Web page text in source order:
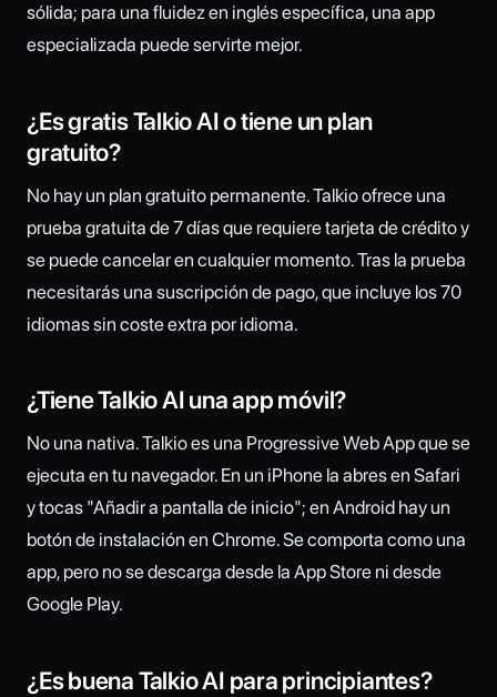
sólida; para una fluidez en inglés específica, una app
especializada puede servirte mejor.
¿Es gratis Talkio AI o tiene un plan
gratuito?
No hay un plan gratuito permanente. Talkio ofrece una
prueba gratuita de 7 días que requiere tarjeta de crédito y
se puede cancelar en cualquier momento. Tras la prueba
necesitarás una suscripción de pago, que incluye los 70
idiomas sin coste extra por idioma.
¿Tiene Talkio AI una app móvil?
No una nativa. Talkio es una Progressive Web App que se
ejecuta en tu navegador. En un iPhone la abres en Safari
y tocas "Añadir a pantalla de inicio"; en Android hay un
botón de instalación en Chrome. Se comporta como una
app, pero no se descarga desde la App Store ni desde
Google Play.
¿Es buena Talkio AI para principiantes?